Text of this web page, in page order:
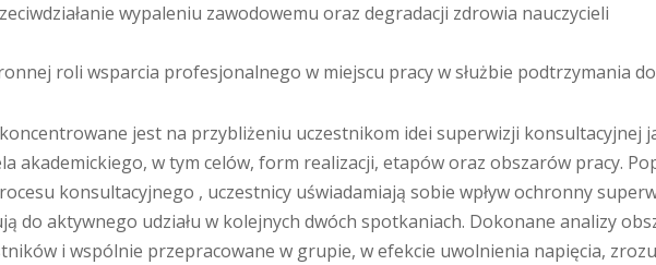
wypaleniu zawodowemu oraz degradacji zdrowia nauczycieli
roli wsparcia profesjonalnego w miejscu pracy w służbie podtrzymania
jest na przybliżeniu uczestnikom idei superwizji konsultacyjnej
akademickiego, w tym celów, form realizacji, etapów oraz obszarów pracy.
konsultacyjnego , uczestnicy uświadamiają sobie wpływ ochronny
do aktywnego udziału w kolejnych dwóch spotkaniach. Dokonane analizy
i wspólnie przepracowane w grupie, w efekcie uwolnienia napięcia,